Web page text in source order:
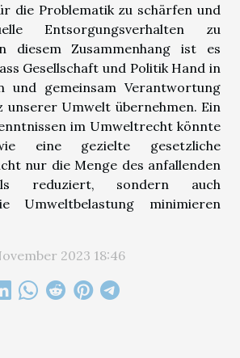
die Problematik zu schärfen und
Entsorgungsverhalten zu
diesem Zusammenhang ist es
Gesellschaft und Politik Hand in
und gemeinsam Verantwortung
unserer Umwelt übernehmen. Ein
im Umweltrecht könnte
eine gezielte gesetzliche
nur die Menge des anfallenden
reduziert, sondern auch
Umweltbelastung minimieren
2023 18:46